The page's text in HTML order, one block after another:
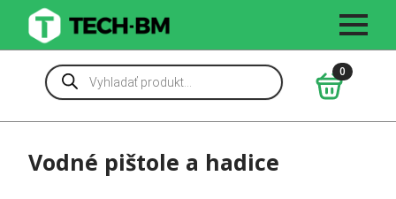
Skip
contentProducts
search
0
Vodné pištole a hadice